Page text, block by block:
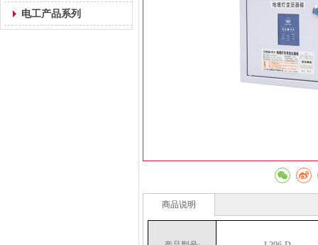
电工产品系列
商品说明